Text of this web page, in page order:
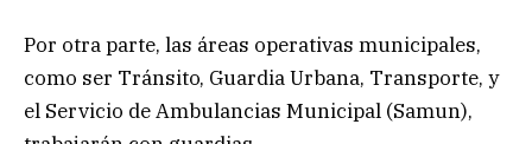
Por otra parte, las áreas operativas municipales,
como ser Tránsito, Guardia Urbana, Transporte, y
el Servicio de Ambulancias Municipal (Samun),